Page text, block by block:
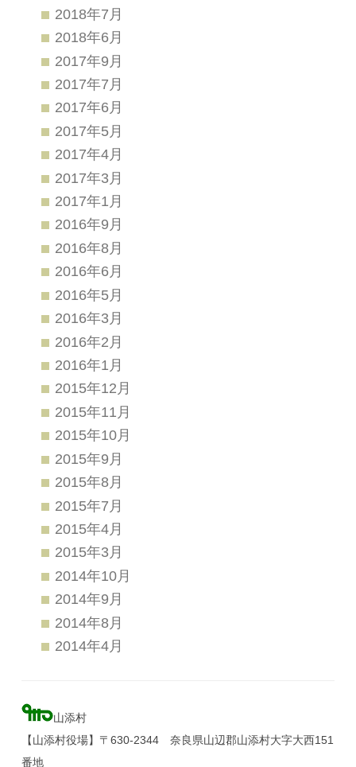
2018年7月
2018年6月
2017年9月
2017年7月
2017年6月
2017年5月
2017年4月
2017年3月
2017年1月
2016年9月
2016年8月
2016年6月
2016年5月
2016年3月
2016年2月
2016年1月
2015年12月
2015年11月
2015年10月
2015年9月
2015年8月
2015年7月
2015年4月
2015年3月
2014年10月
2014年9月
2014年8月
2014年4月
山添村
【山添村役場】〒630-2344 奈良県山辺郡山添村大字大西151
番地